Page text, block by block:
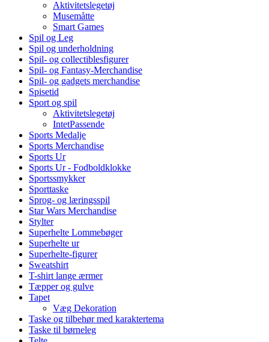
Aktivitetslegetøj
Musemåtte
Smart Games
Spil og Leg
Spil og underholdning
Spil- og collectiblesfigurer
Spil- og Fantasy-Merchandise
Spil- og gadgets merchandise
Spisetid
Sport og spil
Aktivitetslegetøj
IntetPassende
Sports Medalje
Sports Merchandise
Sports Ur
Sports Ur - Fodboldklokke
Sportssmykker
Sporttaske
Sprog- og læringsspil
Star Wars Merchandise
Stylter
Superhelte Lommebøger
Superhelte ur
Superhelte-figurer
Sweatshirt
T-shirt lange ærmer
Tæpper og gulve
Tapet
Væg Dekoration
Taske og tilbehør med karaktertema
Taske til børneleg